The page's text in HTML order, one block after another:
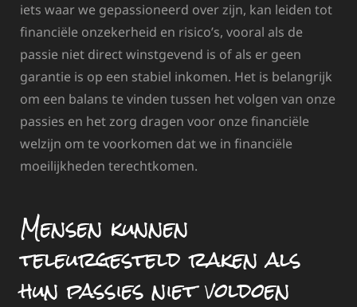
iets waar we gepassioneerd over zijn, kan leiden tot
financiële onzekerheid en risico’s, vooral als de
passie niet direct winstgevend is of als er geen
garantie is op een stabiel inkomen. Het is belangrijk
om een balans te vinden tussen het volgen van onze
passies en het zorg dragen voor onze financiële
welzijn om te voorkomen dat we in financiële
moeilijkheden terechtkomen.
Mensen kunnen
teleurgesteld raken als
hun passies niet voldoen